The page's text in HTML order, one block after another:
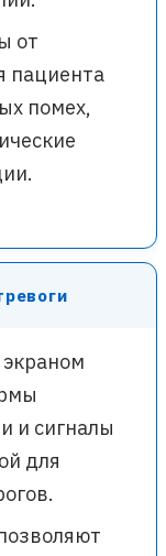
от
пациента
помех,
и сигналы
для